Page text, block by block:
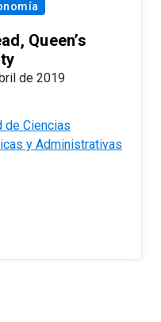
Queen’s
de 2019
de Ciencias
y Administrativas